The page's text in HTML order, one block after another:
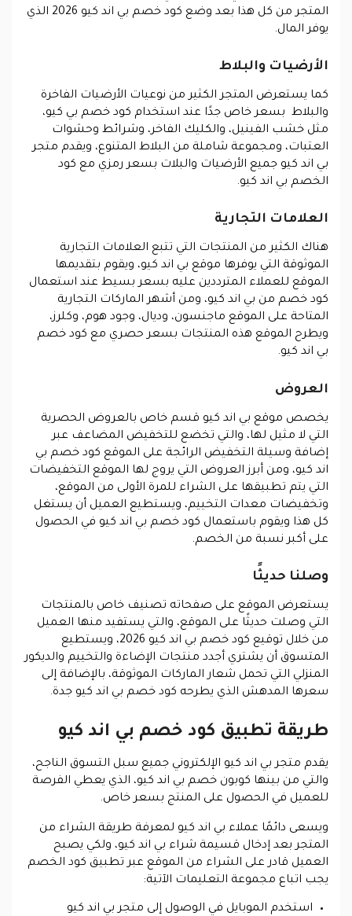
المتجر من كل هذا بعد وضع كود خصم بي اند كيو 2026 الذي
يوفر المال.
الأرضيات والبلاط
كما يستعرض المتجر الكثير من نوعيات الأرضيات الفاخرة
والبلاط بسعر خاص جدًا عند استخدام كود خصم بي كيو،
مثل خشب الفينيل، والكليك الفاخر، وشرائط وحشوات
العتبات، ومجموعة شاملة من البلاط المتنوع، ويقدم متجر
بي اند كيو جميع الأرضيات والبلات بسعر رمزي مع كود
الخصم بي اند كيو.
العلامات التجارية
هناك الكثير من المنتجات التي تتبع العلامات التجارية
الموثوقة التي يوفرها موقع بي اند كيو، ويقوم بتقديمها
الموقع للعملاء المترددين عليه بسعر بسيط عند استعمال
كود خصم من بي اند كيو، ومن أشهر الماركات التجارية
المتاحة على الموقع ماجنسون، وديال، وجود هوم، وكلرز،
ويطرح الموقع هذه المنتجات بسعر حصري مع كود خصم
بي اند كيو.
العروض
يخصص موقع بي اند كيو قسم خاص بالعروض الحصرية
التي لا مثيل لها، والتي تخضع للتخفيض المضاعف عبر
إضافة وسيلة التخفيض الرائجة على الموقع كود خصم بي
اند كيو، ومن أبرز العروض التي يروج لها الموقع التخفيضات
التي يتم تطبيقها على الشراء للمرة الأولى من الموقع،
وتخفيضات معدات التخييم، ويستطيع العميل أن يستغل
كل هذا ويقوم باستعمال كود خصم بي اند كيو في الحصول
على أكبر نسبة من الخصم.
وصلنا حديثًا
يستعرض الموقع على صفحاته تصنيف خاص بالمنتجات
التي وصلت حديثًا على الموقع، والتي يستفيد منها العميل
من خلال توقيع كود خصم بي اند كيو 2026، ويستطيع
المتسوق أن يشتري أجدد منتجات الإضاءة والتخييم والديكور
المنزلي التي تحمل شعار الماركات الموثوقة، بالإضافة إلى
سعرها المدهش الذي يطرحه كود خصم بي اند كيو جدة.
طريقة تطبيق كود خصم بي اند كيو
يقدم متجر بي اند كيو الإلكتروني جميع سبل التسوق الناجح،
والتي من بينها كوبون خصم بي اند كيو، الذي يعطي الفرصة
للعميل في الحصول على المنتج بسعر خاص.
ويسعى دائمًا عملاء بي اند كيو لمعرفة طريقة الشراء من
المتجر بعد إدخال قسيمة شراء بي اند كيو، ولكي يصبح
العميل قادر على الشراء من الموقع عبر تطبيق كود الخصم
يجب اتباع مجموعة التعليمات الآتية:
استخدم الموبايل في الوصول إلى متجر بي اند كيو